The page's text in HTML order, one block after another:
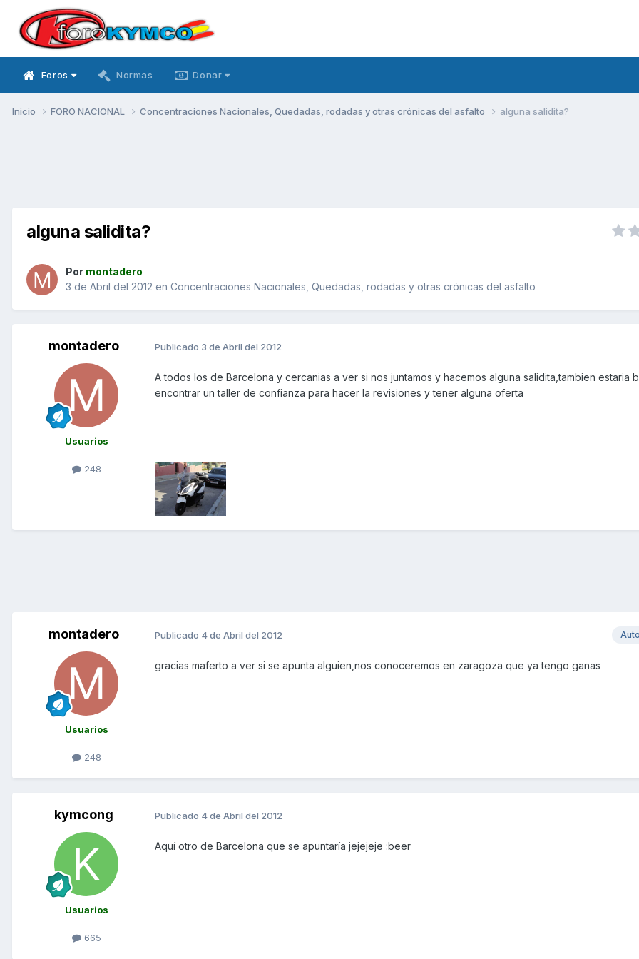
Foros Normas Donar
Inicio FORO NACIONAL Concentraciones Nacionales, Quedadas, rodadas y otras crónicas del asfalto alguna salidita?
alguna salidita?
Por montadero
3 de Abril del 2012 en Concentraciones Nacionales, Quedadas, rodadas y otras crónicas del asfalto
montadero
Usuarios
248
Publicado 3 de Abril del 2012
A todos los de Barcelona y cercanias a ver si nos juntamos y hacemos alguna salidita,tambien estaria
encontrar un taller de confianza para hacer la revisiones y tener alguna oferta
montadero
Usuarios
248
Publicado 4 de Abril del 2012
gracias maferto a ver si se apunta alguien,nos conoceremos en zaragoza que ya tengo ganas
kymcong
Usuarios
665
Publicado 4 de Abril del 2012
Aquí otro de Barcelona que se apuntaría jejejeje :beer